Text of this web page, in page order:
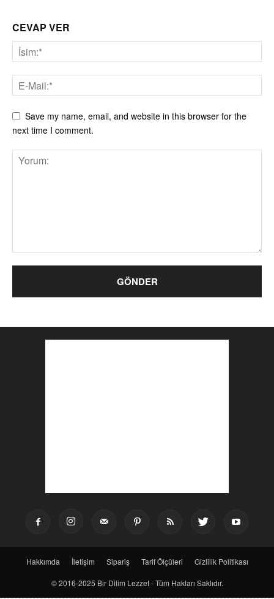
CEVAP VER
Save my name, email, and website in this browser for the
next time I comment.
Hakkımda İletişim Sipariş Tarif Ölçüleri Gizlilik Politikası
© 2016-2025 Bir Dilim Lezzet - Tüm Hakları Saklıdır.